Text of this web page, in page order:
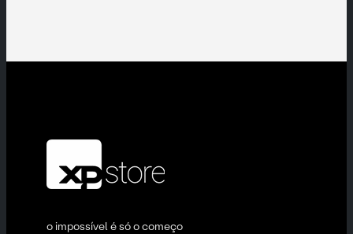
o impossível é só o começo